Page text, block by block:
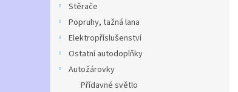
Stěrače
Popruhy, tažná lana
Elektropříslušenství
Ostatní autodoplňky
Autožárovky
Přídavné světlo